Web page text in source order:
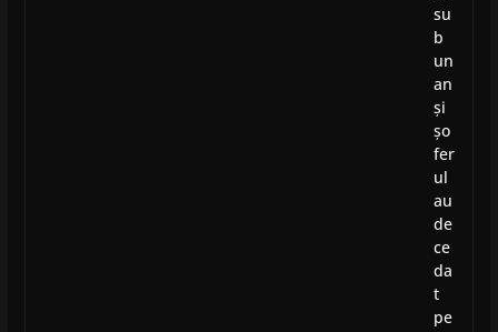
su
b
un
an
și
șo
fer
ul
au
de
ce
da
t
pe